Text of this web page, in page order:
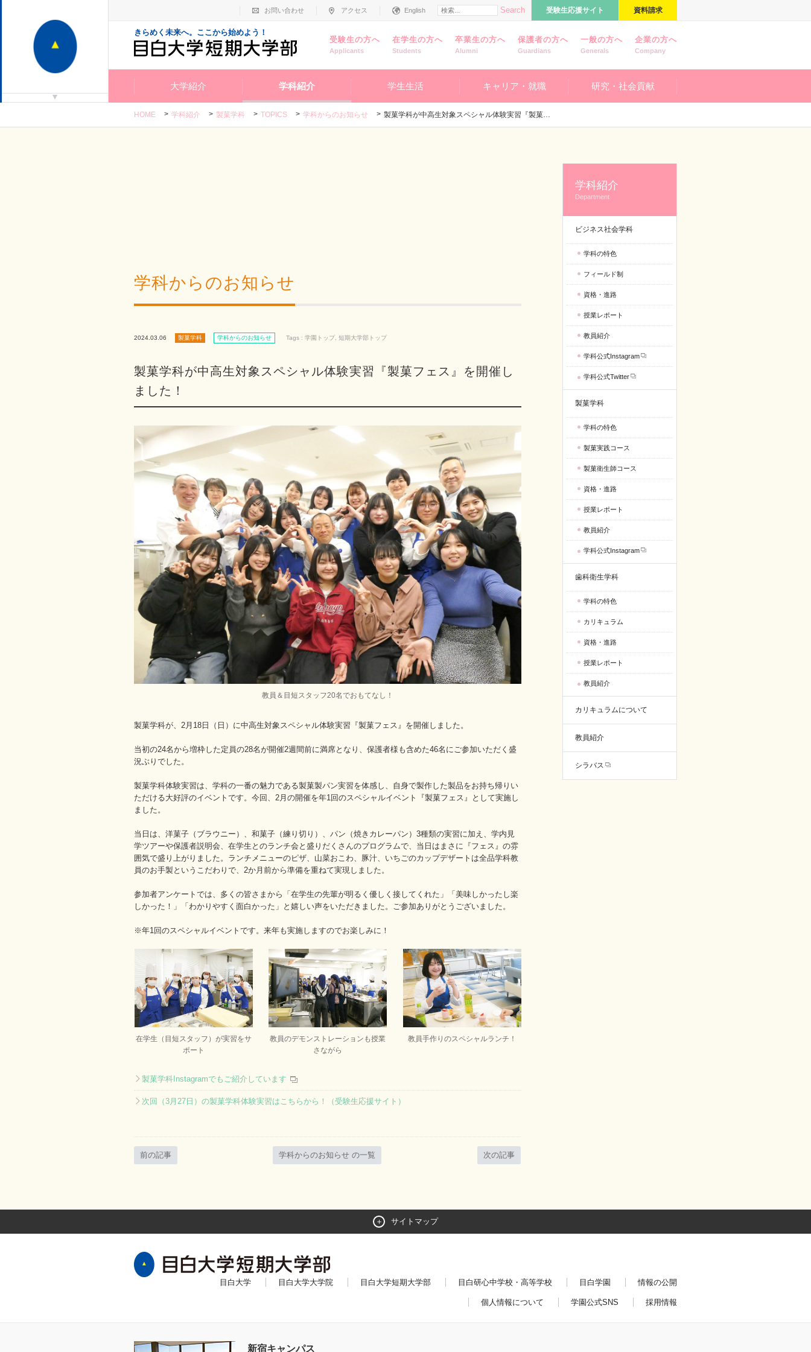
きらめく未来へ。ここから始めよう！
お問い合わせ アクセス English Search 受験生応援サイト 資料請求
受験生の方へ
Applicants
在学生の方へ
Students
卒業生の方へ
Alumni
保護者の方へ
Guardians
一般の方へ
Generals
企業の方へ
Company
大学紹介 学科紹介 学生生活 キャリア・就職 研究・社会貢献
HOME 学科紹介 製菓学科 TOPICS 学科からのお知らせ 製菓学科が中高生対象スペシャル体験実習『製菓フェス』を開催しました！
学科からのお知らせ
2024.03.06 製菓学科 学科からのお知らせ Tags : 学園トップ 短期大学部トップ
製菓学科が中高生対象スペシャル体験実習『製菓フェス』を開催し
ました！
教員＆目短スタッフ20名でおもてなし！
製菓学科が、2月18日（日）に中高生対象スペシャル体験実習『製菓フェス』を開催しました。
当初の24名から増枠した定員の28名が開催2週間前に満席となり、保護者様も含めた46名にご参加いただく盛
況ぶりでした。
製菓学科体験実習は、学科の一番の魅力である製菓製パン実習を体感し、自身で製作した製品をお持ち帰りい
ただける大好評のイベントです。今回、2月の開催を年1回のスペシャルイベント『製菓フェス』として実施し
ました。
当日は、洋菓子（ブラウニー）、和菓子（練り切り）、パン（焼きカレーパン）3種類の実習に加え、 学内見
学ツアーや保護者説明会、在学生とのランチ会と盛りだくさんのプログラムで、当日はまさに『フェス』の雰
囲気で盛り上がりました。 ランチメニューのピザ、山菜おこわ、豚汁、いちごのカップデザートは全品学科教
員のお手製というこだわりで、2か月前から準備を重ねて実現しました。
参加者アンケートでは、多くの皆さまから「在学生の先輩が明るく優しく接してくれた」「美味しかったし楽
しかった！」「わかりやすく面白かった」と嬉しい声をいただきました。ご参加ありがとうございました。
※年1回のスペシャルイベントです。来年も実施しますのでお楽しみに！
在学生（目短スタッフ）が実習をサ
ポート
教員のデモンストレーションも授業
さながら
教員手作りのスペシャルランチ！
製菓学科Instagramでもご紹介しています
次回（3月27日）の製菓学科体験実習はこちらから！（受験生応援サイト）
前の記事 学科からのお知らせ の一覧 次の記事
学科紹介
Department
ビジネス社会学科
学科の特色
フィールド制
資格・進路
授業レポート
教員紹介
学科公式Instagram
学科公式Twitter
製菓学科
学科の特色
製菓実践コース
製菓衛生師コース
資格・進路
授業レポート
教員紹介
学科公式Instagram
歯科衛生学科
学科の特色
カリキュラム
資格・進路
授業レポート
教員紹介
カリキュラムについて
教員紹介
シラバス
サイトマップ
目白大学 目白大学大学院 目白大学短期大学部 目白研心中学校・高等学校 目白学園 情報の公開
個人情報について 学園公式SNS 採用情報
新宿キャンパス